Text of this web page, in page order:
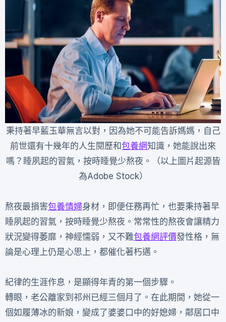
秉持著早藍玉華無言以對，因為她不可能告訴媽媽，自己
前世還有十幾年的人生閱歷和包養網知識，她能說出來
嗎？睡夙起的習氣，按時睡覺少熬夜。（以上圖片起源皆
為Adobe Stock）
熬夜最損害包養情婦身材，即便任務再忙，也要秉持著早
睡夙起的習氣，按時睡覺少熬夜。常常性的熬夜會讓精力
狀況變得萎靡，神經懦弱，又不難包養網評價發性格，無
論是心理上仍是心思上，都催化著朽邁。
紀律的生涯作息，是顯得年青的第一個步驟。
轉眼，老公離家到祁州已經三個月了。在此期間，她從一
個如履薄冰的新娘，變成了婆婆口中的好媳婦，鄰居口中